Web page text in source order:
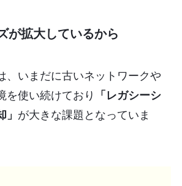
が拡大しているから
、いまだに古いネットワークや
を使い続けており
「レガシーシ
が大きな課題となっていま